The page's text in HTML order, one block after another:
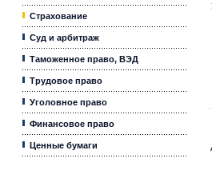
Страхование
Суд и арбитраж
Таможенное право, ВЭД
Трудовое право
Уголовное право
Финансовое право
Ценные бумаги